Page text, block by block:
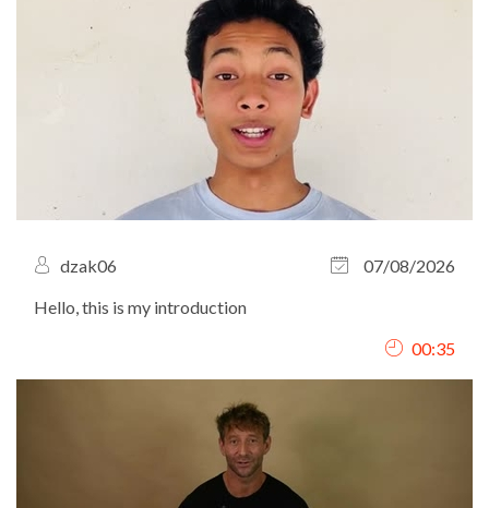
dzak06
07/08/2026
Hello, this is my introduction
00:35